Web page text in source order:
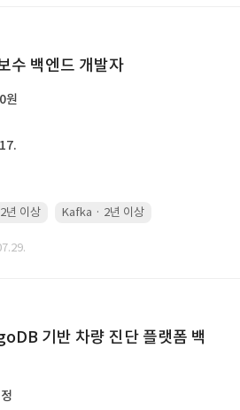
수 백엔드 개발자
원
년 이상 Kafka · 2년 이상
기반 차량 진단 플랫폼 백